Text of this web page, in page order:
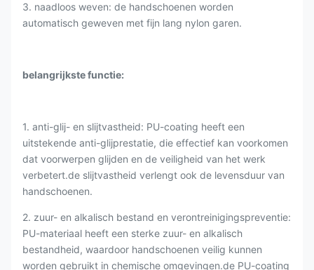
3. naadloos weven: de handschoenen worden
automatisch geweven met fijn lang nylon garen.
belangrijkste functie:
1. anti-glij- en slijtvastheid: PU-coating heeft een
uitstekende anti-glijprestatie, die effectief kan voorkomen
dat voorwerpen glijden en de veiligheid van het werk
verbetert.de slijtvastheid verlengt ook de levensduur van
handschoenen.
2. zuur- en alkalisch bestand en verontreinigingspreventie:
PU-materiaal heeft een sterke zuur- en alkalisch
bestandheid, waardoor handschoenen veilig kunnen
worden gebruikt in chemische omgevingen.de PU-coating